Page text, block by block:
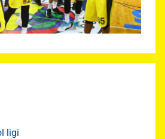
ligi